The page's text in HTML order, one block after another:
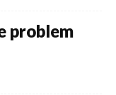
problem